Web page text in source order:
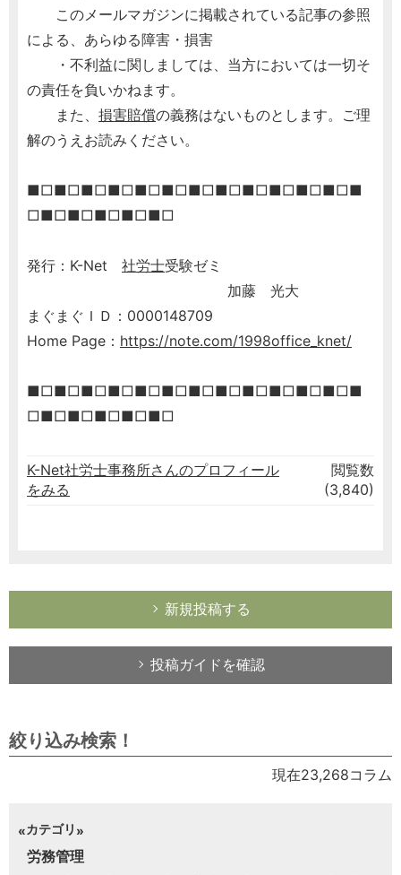
このメールマガジンに掲載されている記事の参照
による、あらゆる障害・損害
・不利益に関しましては、当方においては一切そ
の責任を負いかねます。
また、 損害賠償の義務はないものとします。ご理
解のうえお読みください。
■□■□■□■□■□■□■□■□■□■□■□■□■
□■□■□■□■□■□
発行：K-Net 社労士受験ゼミ
加藤 光大
まぐまぐＩＤ：0000148709
Home Page： https://note.com/1998office_knet/
■□■□■□■□■□■□■□■□■□■□■□■□■
□■□■□■□■□■□
K-Net社労士事務所さんのプロフィール
をみる
閲覧数
(3,840)
新規投稿する
投稿ガイドを確認
絞り込み検索！
現在23,268コラム
カテゴリ
労務管理